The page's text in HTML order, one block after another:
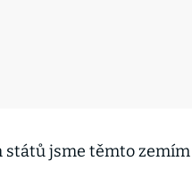
států jsme těmto zemím